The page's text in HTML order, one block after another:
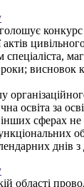
актів
спеціаліста,
висновок
за
сферах
днів
області